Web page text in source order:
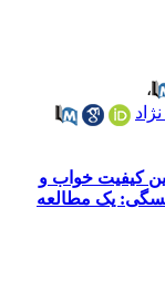
،
کیفیت خواب و
یک مطالعه